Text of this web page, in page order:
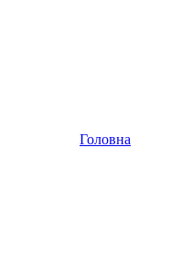
Головна